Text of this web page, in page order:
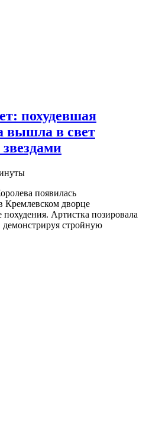
похудевшая
вышла в свет
появилась
дворце
Артистка позировала
демонстрируя стройную